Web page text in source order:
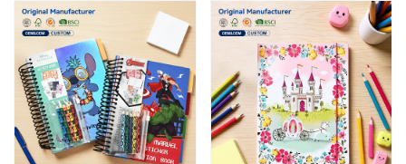
イン・ハードカバー・ルー
ズリーフ式・横罫線日記
帳・厚手スパイラルノート
ブック・卸売向け
ー／ジャーナル／ノートパ
ッド／プランナー／スパイ
ラルノートブック（ギフト
用）